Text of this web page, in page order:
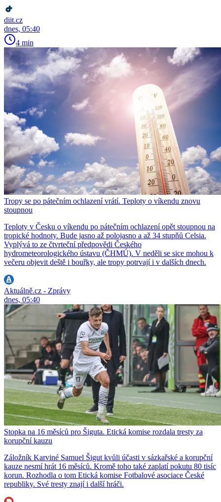
diit.cz
dnes, 05:40
4 min
Tropy se po pátečním ochlazení vrátí. Teploty o víkendu znovu
stoupnou
Teploty v Česku o víkendu po pátečním ochlazení opět stoupnou na
tropické hodnoty. Bude jasno až polojasno a až 34 stupňů Celsia.
Vyplývá to ze čtvrteční předpovědi Českého
hydrometeorologického ústavu (ČHMÚ). V neděli se sice mohou k
večeru objevit deště i bouřky, ale tropy potrvají i v dalších dnech.
Aktuálně.cz - Zprávy
dnes, 05:40
Stopka na 16 měsíců pro Šiguta. Etická komise rozdala tresty za
korupční kauzu
Záložník Karviné Samuel Šigut kvůli účasti v sázkařské a korupční
kauze nesmí hrát 16 měsíců. Kromě toho také zaplatí pokutu 80 tisíc
korun. Rozhodla o tom Etická komise Fotbalové asociace České
republiky. Své tresty znají i další hráči.